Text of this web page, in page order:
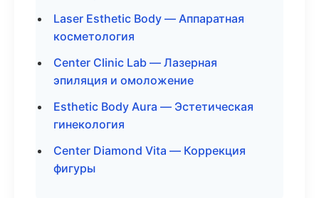
Laser Esthetic Body — Аппаратная
косметология
Center Clinic Lab — Лазерная
эпиляция и омоложение
Esthetic Body Aura — Эстетическая
гинекология
Center Diamond Vita — Коррекция
фигуры